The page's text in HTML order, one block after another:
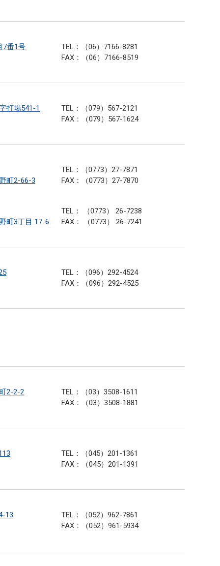
7番1号
TEL：（06）7166-8281
FAX：（06）7166-8519
打場541-1
TEL：（079）567-2121
FAX：（079）567-1624
町2-66-3
TEL：（0773）27-7871
FAX：（0773）27-7870
町3丁目 17-6
TEL： （0773） 26-7238
FAX： （0773） 26-7241
TEL：（096）292-4524
FAX：（096）292-4525
2-2-2
TEL：（03）3508-1611
FAX：（03）3508-1881
TEL：（045）201-1361
FAX：（045）201-1391
13
TEL：（052）962-7861
FAX：（052）961-5934